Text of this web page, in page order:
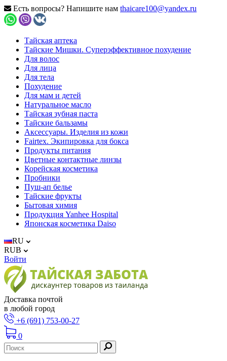
Есть вопросы? Напишите нам thaicare100@yandex.ru
Тайская аптека
Тайские Мишки. Суперэффективное похудение
Для волос
Для лица
Для тела
Похудение
Для мам и детей
Натуральное масло
Тайская зубная паста
Тайские бальзамы
Аксессуары. Изделия из кожи
Fairtex. Экипировка для бокса
Продукты питания
Цветные контактные линзы
Корейская косметика
Пробники
Пуш-ап белье
Тайские фрукты
Бытовая химия
Продукция Yanhee Hospital
Японская косметика Daiso
RU
RUB
Войти
Доставка почтой
в любой город
+6 (691) 753-00-27
0